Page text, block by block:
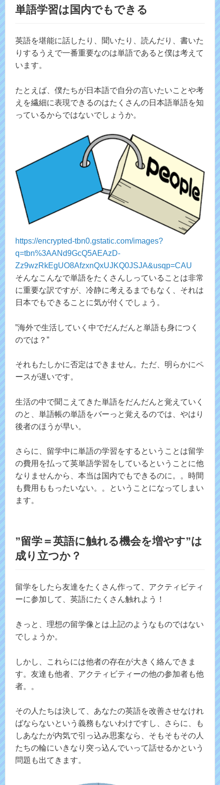
単語学習は国内でもできる
英語を堪能に話したり、聞いたり、読んだり、書いた
りするうえで一番重要なのは単語であると僕は考えて
います。
たとえば、僕たちが日本語で自分の言いたいことや考
えを繊細に表現できるのはたくさんの日本語単語を知
っているからではないでしょうか。
https://encrypted-tbn0.gstatic.com/images?
q=tbn%3AANd9GcQ5AEAzD-
Zz9wzRkEgUO8AfzxnQxUJKQ0JSJA&usqp=CAU
そんなこんなで単語をたくさんしっていることは非常
に重要な訳ですが、冷静に考えるまでもなく、それは
日本でもできることに気が付くでしょう。
”海外で生活していく中でだんだんと単語も身につく
のでは？”
それもたしかに否定はできません。ただ、明らかにペ
ースが遅いです。
生活の中で聞こえてきた単語をだんだんと覚えていく
のと、単語帳の単語をバーっと覚えるのでは、やはり
後者のほうが早い。
さらに、留学中に単語の学習をするということは留学
の費用を払って英単語学習をしているということに他
なりませんから、本当は国内でもできるのに。。時間
も費用ももったいない。。ということになってしまい
ます。
”留学＝英語に触れる機会を増やす”は
成り立つか？
留学をしたら友達をたくさん作って、アクティビティ
ーに参加して、英語にたくさん触れよう！
きっと、理想の留学像とは上記のようなものではない
でしょうか。
しかし、これらには他者の存在が大きく絡んできま
す。友達も他者、アクティビティーの他の参加者も他
者。。
その人たちは決して、あなたの英語を改善させなけれ
ばならないという義務もないわけですし、さらに、も
しあなたが内気で引っ込み思案なら、そもそもその人
たちの輪にいきなり突っ込んでいって話せるかという
問題も出てきます。